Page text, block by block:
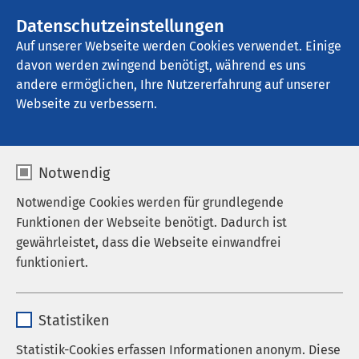
Datenschutzeinstellungen
Auf unserer Webseite werden Cookies verwendet. Einige
davon werden zwingend benötigt, während es uns
andere ermöglichen, Ihre Nutzererfahrung auf unserer
Webseite zu verbessern.
Notwendig
Notwendige Cookies werden für grundlegende
Funktionen der Webseite benötigt. Dadurch ist
gewährleistet, dass die Webseite einwandfrei
funktioniert.
Anbieter sgalinski
Statistiken
Statistik-Cookies erfassen Informationen anonym. Diese
AMEOS Klinikum Haldensleben